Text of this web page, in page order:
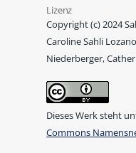
Lizenz
Copyright (c) 2024
Caroline Sahli
Niederberger,
Dieses Werk steht
Commons